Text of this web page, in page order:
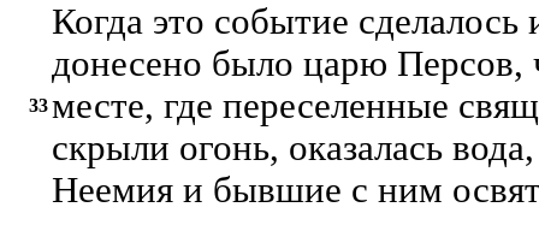
33
Когда это событие
донесено было царю Персов,
месте, где переселенные
скрыли огонь, оказалась
Неемия и бывшие с ним